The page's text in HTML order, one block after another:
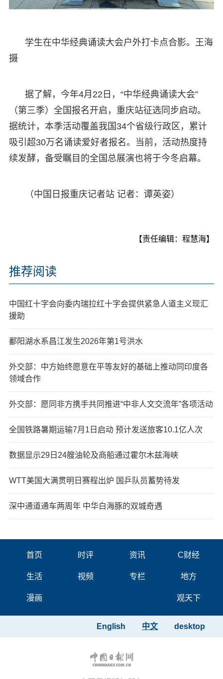
学生在中华经典诵读大会户外打卡点合影。王海
摄
据了解，今年4月22日，“中华经典诵读大会”
（第三季）全国报名开启，重庆站征选同步启动。
据统计，本季活动覆盖我国34个省级行政区，累计
吸引超30万名诵读爱好者报名。当前，活动热度持
续发酵，备受瞩目的全国总展演也将于今冬启幕。
（中国日报重庆记者站 记者：谭英姿）
【责任编辑：程慧海】
推荐阅读
中国红十字会向委内瑞拉红十字会提供紧急人道主义现汇
援助
鄱阳湖水系昌江发生2026年第1号洪水
外交部：中方始终愿意在平等友好的基础上推动同印度各
领域合作
外交部：愿同非方携手共同推进“中非人文交流年”各项活动
全国铁路暑期运输7月1日启动 预计发送旅客10.1亿人次
数据显示29日24艘油轮及商船通过霍尔木兹海峡
WTT美国大满贯明日赛程出炉 国乒队员蓄势待发
深中通道通车两周年 中华白海豚的双城奇遇
首页 时评 资讯 C财经
生活 视频 专栏 地方
漫画 观天下
desktop
中文
English